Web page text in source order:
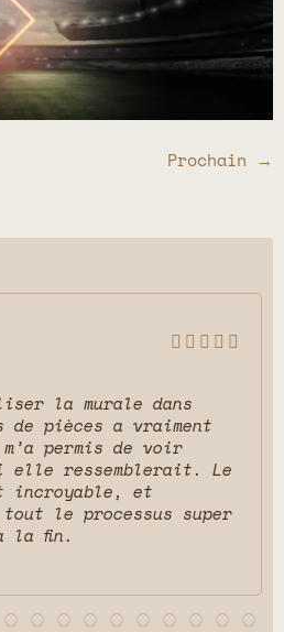
Prochain →
    
la murale dans
pièces a vraiment
permis de voir
elle ressemblerait. Le
incroyable, et
le processus super
la fin.